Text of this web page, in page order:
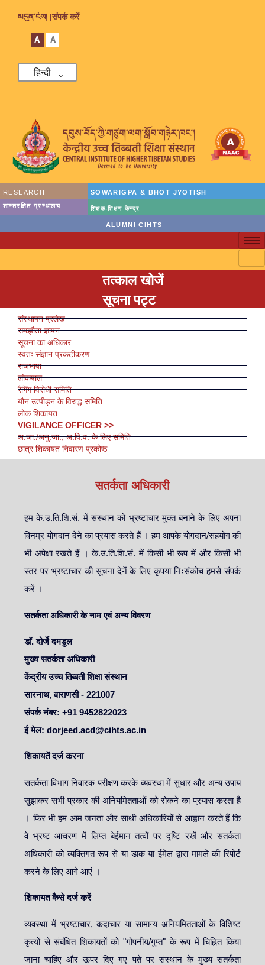
མདུན་ངོས། |संपर्क करें
A A
हिन्दी
RESEARCH
SOWARIGPA & BHOT JYOTISH
शान्तरक्षित ग्रन्थालय
शिक्षक-शिक्षण केन्द्र
ALUMNI CIHTS
तत्काल खोजें
सूचना पट्ट
संस्थापन प्रलेख
समझौता ज्ञापन
सूचना का अधिकार
स्वतः संज्ञान प्रकटीकरण
राजभाषा
लोकपाल
रैगिंग विरोधी समिति
यौन उत्पीड़न के विरुद्ध समिति
लोक शिकायत
VIGILANCE OFFICER >>
अ.जा./अनु.जा., अ.पि.व. के लिए समिति
छात्र शिकायत निवारण प्रकोष्ठ
सतर्कता अधिकारी
हम के.उ.ति.शि.सं. में संस्थान को भ्रष्टाचार मुक्त बनाने के लिए अपना
विनम्र योगदान देने का प्रयास करते हैं । हम आपके योगदान/सहयोग की
भी अपेक्षा रखते हैं । के.उ.ति.शि.सं. में किसी भी रूप में और किसी भी
स्तर पर भ्रष्टाचार की सूचना देनें के लिए कृपया निःसंकोच हमसे संपर्क
करें ।
सतर्कता अधिकारी के नाम एवं अन्य विवरण
डॉ. दोर्जे दमडुल
मुख्य सतर्कता अधिकारी
केंद्रीय उच्च तिब्बती शिक्षा संस्थान
सारनाथ, वाराणसी - 221007
संपर्क नंबर: +91 9452822023
ई मेल: dorjeed.acd@cihts.ac.in
शिकायतें दर्ज करना
सतर्कता विभाग निवारक परीक्षण करके व्यवस्था में सुधार और अन्य उपाय
सुझाकर सभी प्रकार की अनियमितताओं को रोकने का प्रयास करता है
। फिर भी हम आम जनता और साथी अधिकारियों से आह्वान करते हैं कि
वे भ्रष्ट आचरण में लिप्त बेईमान तत्वों पर दृष्टि रखें और सतर्कता
अधिकारी को व्यक्तिगत रूप से या डाक या ईमेल द्वारा मामले की रिपोर्ट
करने के लिए आगे आएं ।
शिकायत कैसे दर्ज करें
व्यवस्था में भ्रष्टाचार, कदाचार या सामान्य अनियमितताओं के विशिष्ट
कृत्यों से संबंधित शिकायतों को "गोपनीय/गुप्त" के रूप में चिह्नित किया
जाना चाहिए और ऊपर दिए गए पते पर संस्थान के मुख्य सतर्कता